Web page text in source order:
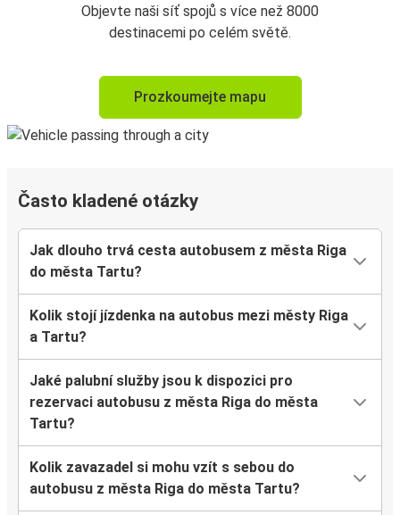
Objevte naši síť spojů s více než 8000
destinacemi po celém světě.
Prozkoumejte mapu
Často kladené otázky
Jak dlouho trvá cesta autobusem z města Riga
do města Tartu?
Kolik stojí jízdenka na autobus mezi městy Riga
a Tartu?
Jaké palubní služby jsou k dispozici pro
rezervaci autobusu z města Riga do města
Tartu?
Kolik zavazadel si mohu vzít s sebou do
autobusu z města Riga do města Tartu?